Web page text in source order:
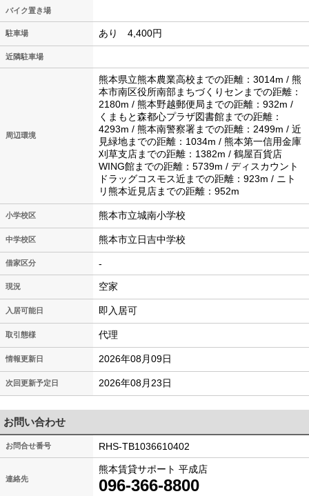
バイク置き場
駐車場 あり 4,400円
近隣駐車場
周辺環境
熊本県立熊本農業高校までの距離：3014m / 熊
本市南区役所南部まちづくりセンまでの距離：
2180m / 熊本野越郵便局までの距離：932m /
くまもと森都心プラザ図書館までの距離：
4293m / 熊本南警察署までの距離：2499m / 近
見緑地までの距離：1034m / 熊本第一信用金庫
刈草支店までの距離：1382m / 鶴屋百貨店
WING館までの距離：5739m / ディスカウント
ドラッグコスモス近までの距離：923m / ニト
リ熊本近見店までの距離：952m
小学校区 熊本市立城南小学校
中学校区 熊本市立日吉中学校
借家区分 -
現況 空家
入居可能日 即入居可
取引態様 代理
情報更新日 2026年08月09日
次回更新予定日 2026年08月23日
お問い合わせ
お問合せ番号 RHS-TB1036610402
連絡先
熊本賃貸サポート 平成店
096-366-8800